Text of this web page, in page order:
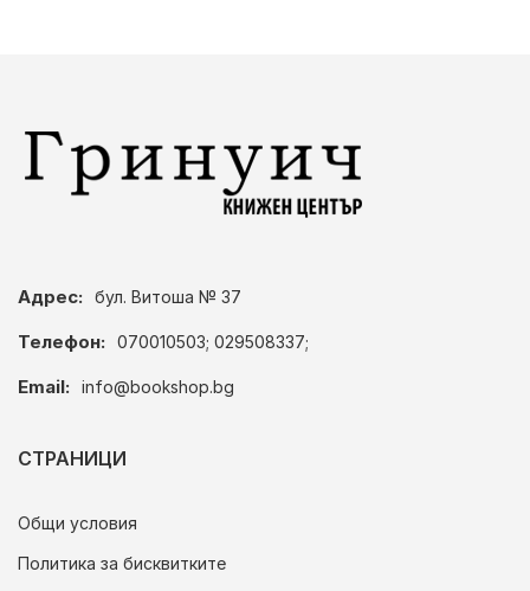
Адрес: бул. Витоша № 37
Телефон: 070010503; 029508337;
Email: info@bookshop.bg
СТРАНИЦИ
Общи условия
Политика за бисквитките